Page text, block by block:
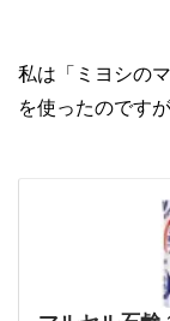
私は「ミヨシの
を使ったのです